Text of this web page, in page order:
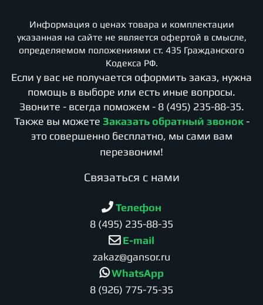
Информация о ценах товара и комплектации
указанная на сайте не является офертой в смысле,
определяемом положениями ст. 435 Гражданского
Кодекса РФ.
Если у вас не получается оформить заказ, нужна
помощь в выборе или есть иные вопросы.
Звоните - всегда поможем - 8 (495) 235-88-35.
Также вы можете Заказать обратный звонок -
это совершенно бесплатно, мы сами вам
перезвоним!
Cвязаться с нами
Телефон
8 (495) 235-88-35
E-mail
zakaz@gansor.ru
WhatsApp
8 (926) 775-75-35